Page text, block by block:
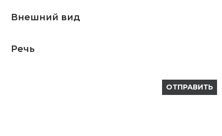
Внешний вид
Речь